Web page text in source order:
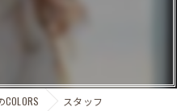
スタッフ